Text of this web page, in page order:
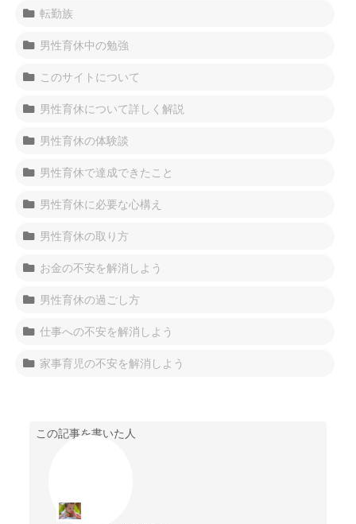
転勤族
男性育休中の勉強
このサイトについて
男性育休について詳しく解説
男性育休の体験談
男性育休で達成できたこと
男性育休に必要な心構え
男性育休の取り方
お金の不安を解消しよう
男性育休の過ごし方
仕事への不安を解消しよう
家事育児の不安を解消しよう
この記事を書いた人